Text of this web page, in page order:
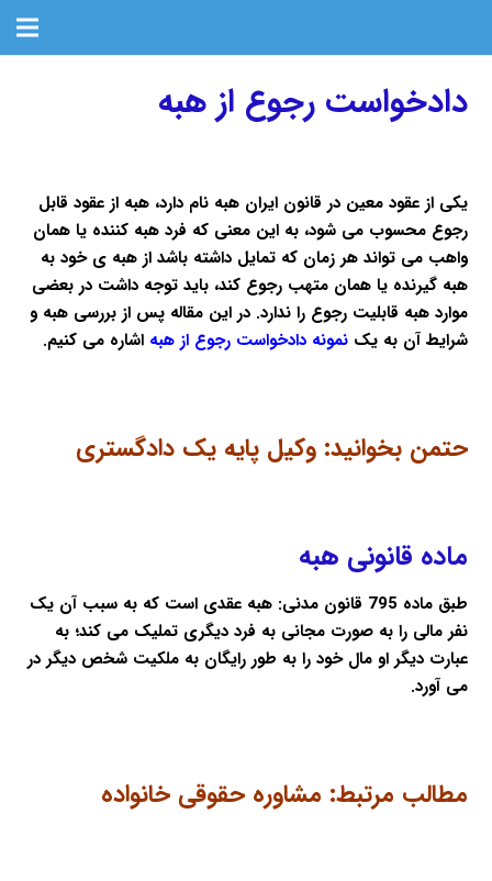
دادخواست رجوع از هبه
یکی از عقود معین در قانون ایران هبه نام دارد، هبه از عقود قابل
رجوع محسوب می شود، به این معنی که فرد هبه کننده یا همان
واهب می تواند هر زمان که تمایل داشته باشد از هبه ی خود به
هبه گیرنده یا همان متهب رجوع کند، باید توجه داشت در بعضی
موارد هبه قابلیت رجوع را ندارد. در این مقاله پس از بررسی هبه و
شرایط آن به یکنمونه دادخواست رجوع از هبه اشاره می کنیم.
حتمن بخوانید:وکیل پایه یک دادگستری
ماده قانونی هبه
طبق ماده 795 قانون مدنی: هبه عقدی است که به سبب آن یک
نفر مالی را به صورت مجانی به فرد دیگری تملیک می کند؛ به
عبارت دیگر او مال خود را به طور رایگان به ملکیت شخص دیگر در
می آورد.
مطالب مرتبط: مشاوره حقوقی خانواده